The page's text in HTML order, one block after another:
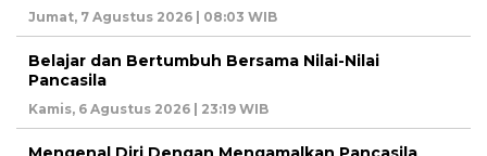
Jumat, 7 Agustus 2026 | 08:03 WIB
Belajar dan Bertumbuh Bersama Nilai-Nilai
Pancasila
Kamis, 6 Agustus 2026 | 23:19 WIB